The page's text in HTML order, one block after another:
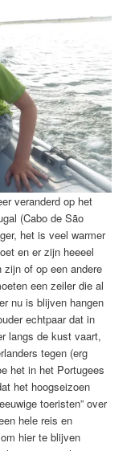
veranderd op het
(Cabo de São
het is veel warmer
en er zijn heeeel
zijn of op een andere
een zeiler die al
nu is blijven hangen
echtpaar dat in
langs de kust vaart,
tegen (erg
het in het Portugees
het hoogseizoen
toeristen” over
hele reis en
hier te blijven